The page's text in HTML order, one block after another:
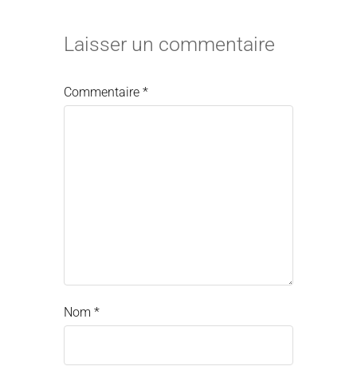
Laisser un commentaire
Commentaire *
Nom *